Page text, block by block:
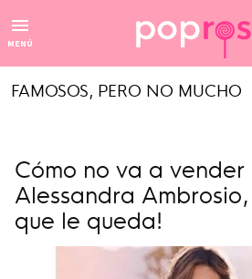
MENÚ
FAMOSOS, PERO NO MUCHO
Cómo no va a
Alessandra
que le queda!